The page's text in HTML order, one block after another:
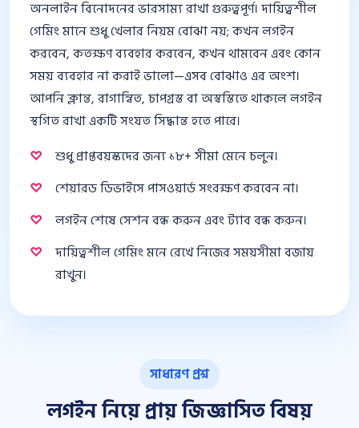
অনলাইন বিনোদনের ভারসাম্য রাখা গুরুত্বপূর্ণ। দায়িত্বশীল
গেমিং মানে শুধু খেলার নিয়ম বোঝা নয়; কখন লগইন
করবেন, কতক্ষণ ব্যবহার করবেন, কখন থামবেন এবং কোন
সময় ব্যবহার না করাই ভালো—এসব বোঝাও এর অংশ।
আপনি ক্লান্ত, রাগান্বিত, চাপগ্রস্ত বা অস্বস্তিতে থাকলে লগইন
স্থগিত রাখা একটি সংযত সিদ্ধান্ত হতে পারে।
শুধু প্রাপ্তবয়স্কদের জন্য ১৮+ সীমা মেনে চলুন।
শেয়ারড ডিভাইসে পাসওয়ার্ড সংরক্ষণ করবেন না।
লগইন শেষে সেশন বন্ধ করুন এবং ট্যাব বন্ধ করুন।
দায়িত্বশীল গেমিং মনে রেখে নিজের সময়সীমা বজায়
রাখুন।
সাধারণ প্রশ্ন
লগইন নিয়ে প্রায় জিজ্ঞাসিত বিষয়